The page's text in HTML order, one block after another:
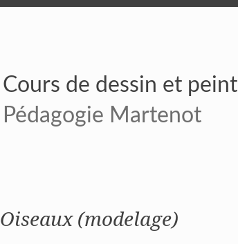
Cours de dessin et
Pédagogie Martenot
Oiseaux (modelage)